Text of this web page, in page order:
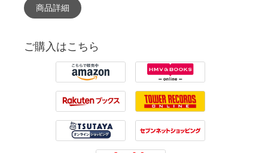
商品詳細
ご購入はこちら
Amazon HMV
Rakuten Tower Records
Tsutaya 7net